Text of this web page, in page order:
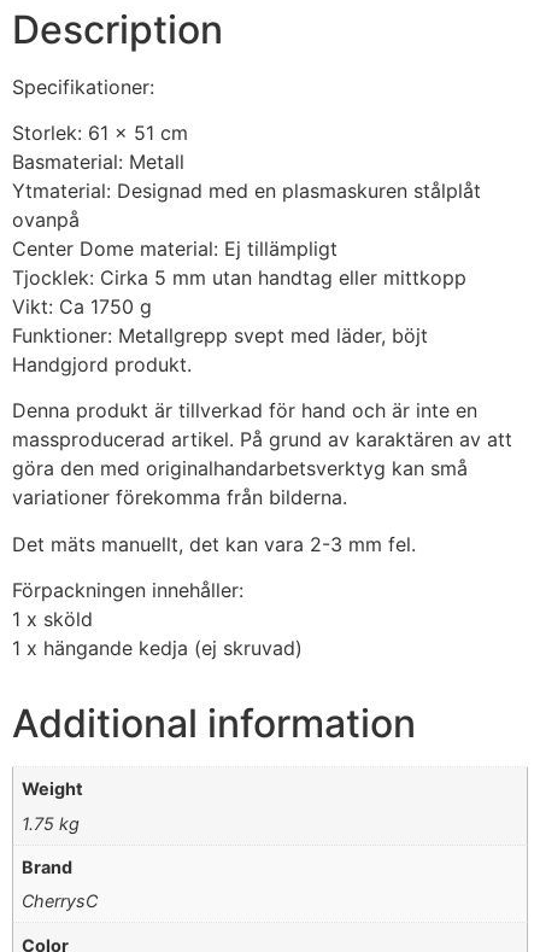
Description
Specifikationer:
Storlek: 61 x 51 cm
Basmaterial: Metall
Ytmaterial: Designad med en plasmaskuren stålplåt
ovanpå
Center Dome material: Ej tillämpligt
Tjocklek: Cirka 5 mm utan handtag eller mittkopp
Vikt: Ca 1750 g
Funktioner: Metallgrepp svept med läder, böjt
Handgjord produkt.
Denna produkt är tillverkad för hand och är inte en
massproducerad artikel. På grund av karaktären av att
göra den med originalhandarbetsverktyg kan små
variationer förekomma från bilderna.
Det mäts manuellt, det kan vara 2-3 mm fel.
Förpackningen innehåller:
1 x sköld
1 x hängande kedja (ej skruvad)
Additional information
Weight
1.75 kg
Brand
CherrysC
Color